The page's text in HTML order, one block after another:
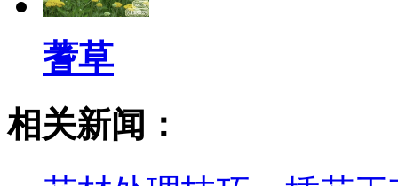
蓍草
相关新闻：